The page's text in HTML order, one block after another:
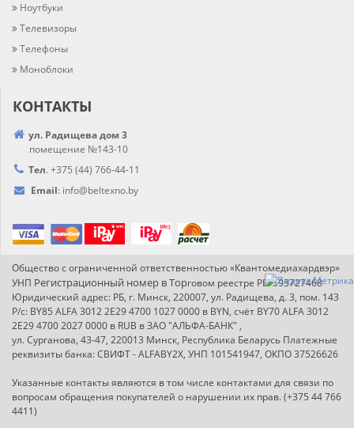
Ноутбуки
Телевизоры
Телефоны
Моноблоки
КОНТАКТЫ
ул. Радищева дом 3
помещение №143-10
Тел. +375 (44) 766-44-11
Email: info@beltexno.by
Общество с ограниченной ответственностью «Квантомедиахардвэр»
УНП Регистрационный номер в Торговом реестре РБ: 193727468
Юридический адрес: РБ, г. Минск, 220007, ул. Радищева, д. 3, пом. 143
Р/с: BY85 ALFA 3012 2E29 4700 1027 0000 в BYN, счёт BY70 ALFA 3012
2E29 4700 2027 0000 в RUB в ЗАО "АЛЬФА-БАНК" ,
ул. Сурганова, 43-47, 220013 Минск, Республика Беларусь Платежные
реквизиты банка: СВИФТ - ALFABY2X, УНП 101541947, ОКПО 37526626
Указанные контакты являются в том числе контактами для связи по
вопросам обращения покупателей о нарушении их прав. (+375 44 766
4411)